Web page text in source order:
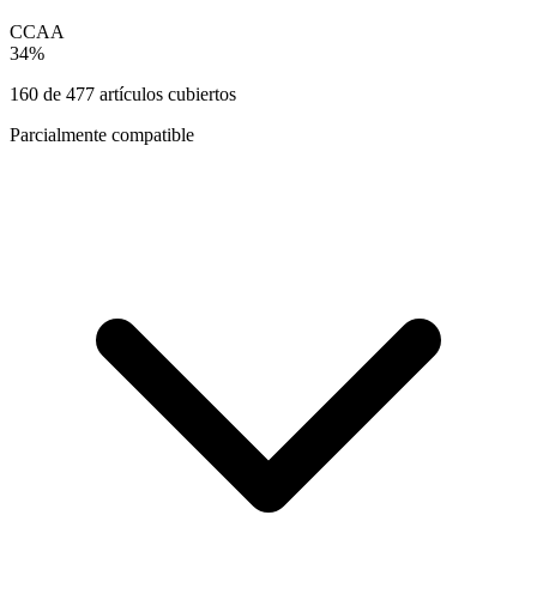
CCAA
34%
160 de 477 artículos cubiertos
Parcialmente compatible